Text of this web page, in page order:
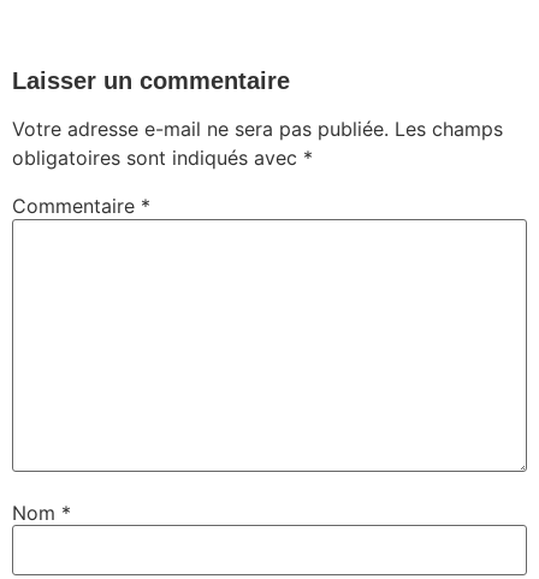
Laisser un commentaire
Votre adresse e-mail ne sera pas publiée. Les champs
obligatoires sont indiqués avec *
Commentaire *
Nom *